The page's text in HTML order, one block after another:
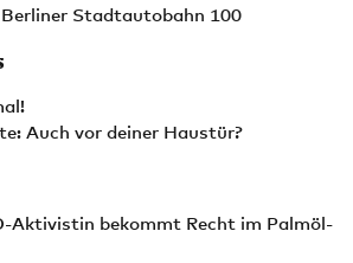
Berliner Stadtautobahn 100
Auch vor deiner Haustür?
Aktivistin bekommt Recht im Palmöl-